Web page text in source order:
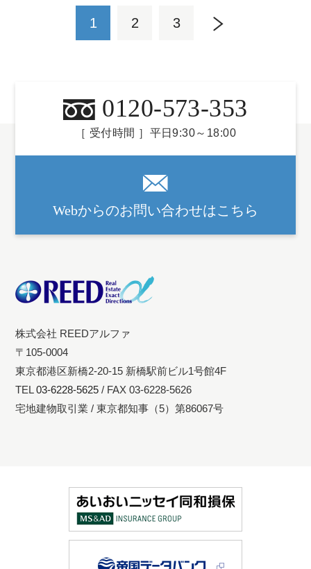
1 2 3
0120-573-353
［ 受付時間 ］平日9:30～18:00
Webからのお問い合わせはこちら
株式会社 REEDアルファ
〒105-0004
東京都港区新橋2-20-15 新橋駅前ビル1号館4F
TEL03-6228-5625 / FAX 03-6228-5626
宅地建物取引業 / 東京都知事（5）第86067号